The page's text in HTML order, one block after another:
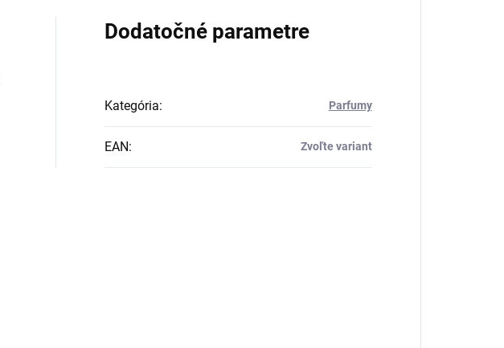
Dodatočné parametre
Kategória: Parfumy
EAN: Zvoľte variant